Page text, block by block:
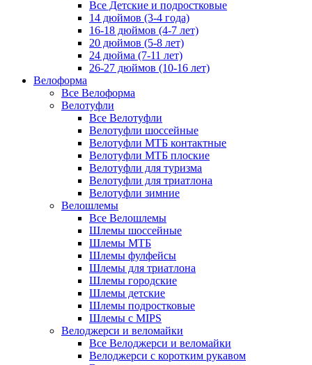
Все Детские и подростковые
14 дюймов (3-4 года)
16-18 дюймов (4-7 лет)
20 дюймов (5-8 лет)
24 дюйма (7-11 лет)
26-27 дюймов (10-16 лет)
Велоформа
Все Велоформа
Велотуфли
Все Велотуфли
Велотуфли шоссейные
Велотуфли МТБ контактные
Велотуфли МТБ плоские
Велотуфли для туризма
Велотуфли для триатлона
Велотуфли зимние
Велошлемы
Все Велошлемы
Шлемы шоссейные
Шлемы МТБ
Шлемы фулфейсы
Шлемы для триатлона
Шлемы городские
Шлемы детские
Шлемы подростковые
Шлемы с MIPS
Велоджерси и веломайки
Все Велоджерси и веломайки
Велоджерси с коротким рукавом